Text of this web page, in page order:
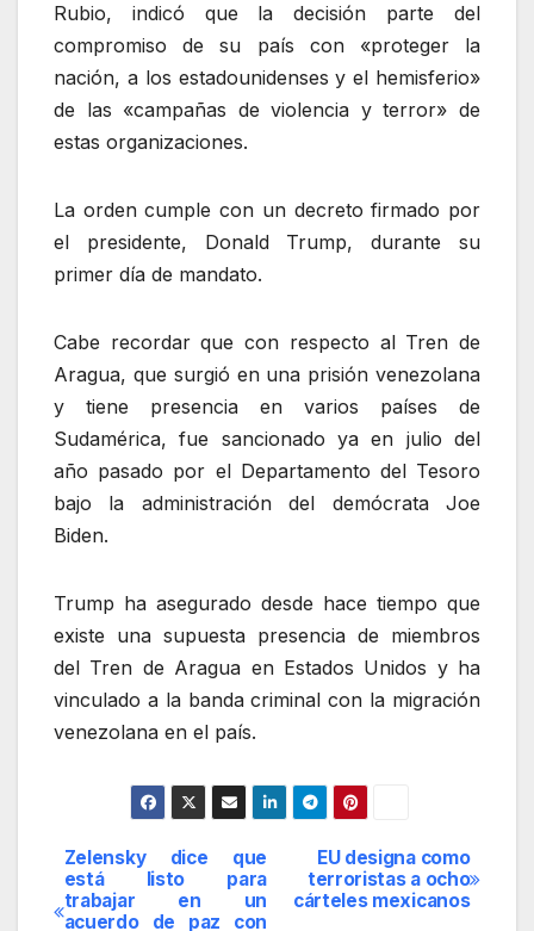
Rubio, indicó que la decisión parte del
compromiso de su país con «proteger la
nación, a los estadounidenses y el hemisferio»
de las «campañas de violencia y terror» de
estas organizaciones.
La orden cumple con un decreto firmado por
el presidente, Donald Trump, durante su
primer día de mandato.
Cabe recordar que con respecto al Tren de
Aragua, que surgió en una prisión venezolana
y tiene presencia en varios países de
Sudamérica, fue sancionado ya en julio del
año pasado por el Departamento del Tesoro
bajo la administración del demócrata Joe
Biden.
Trump ha asegurado desde hace tiempo que
existe una supuesta presencia de miembros
del Tren de Aragua en Estados Unidos y ha
vinculado a la banda criminal con la migración
venezolana en el país.
Navegación
de
EU designa como
terroristas a ocho
cárteles mexicanos
Zelensky dice que
está listo para
trabajar en un
acuerdo de paz con